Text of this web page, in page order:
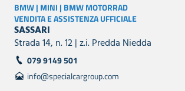
BMW | MINI | BMW MOTORRAD
VENDITA E ASSISTENZA UFFICIALE
SASSARI
Strada 14, n. 12 | z.i. Predda Niedda
079 9149 501
info@specialcargroup.com